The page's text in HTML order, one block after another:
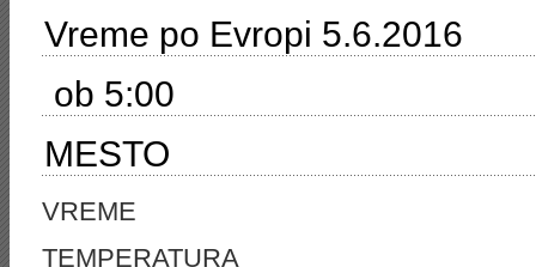
Vreme po Evropi 5.6.2016
ob 5:00
MESTO
VREME
TEMPERATURA